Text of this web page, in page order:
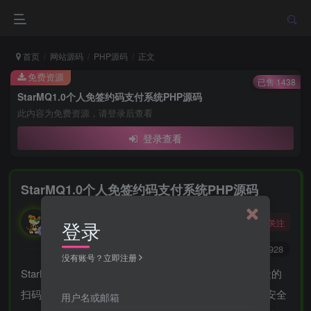
首页 网站源码 PHP源码 正文
StarMQ1.0个人免签约码支付系统PHP源码
此内容为免费资源，请登录后查看
登录查看
免费资源 已售 1438
StarMQ1.0个人免签约码支付系统PHP源码
酒醒只在花前坐，酒醉还来花下眠。
关注
928
StarMQ1.0 开源的个人收款免签约解决方案拒绝高风险的
扫码登录方式，采用 APP 监听系统收款通知方案，更安全
登录
没有账号？立即注册
用户名或邮箱